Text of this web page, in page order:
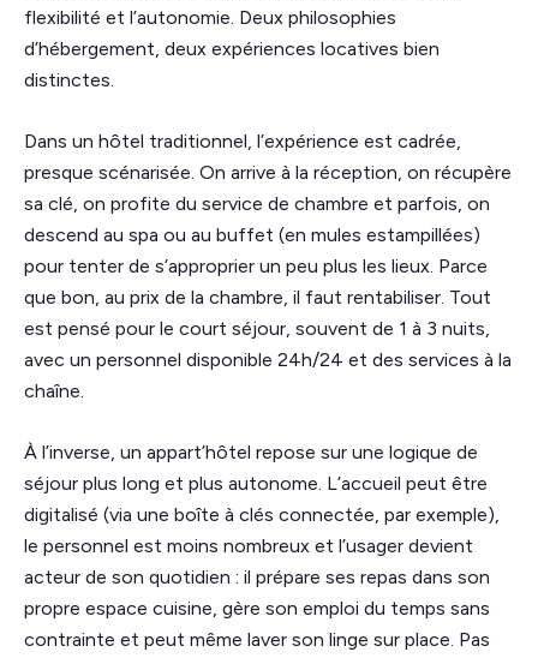
flexibilité et l’autonomie. Deux philosophies
d’hébergement, deux expériences locatives bien
distinctes.
Dans un hôtel traditionnel, l’expérience est cadrée,
presque scénarisée. On arrive à la réception, on récupère
sa clé, on profite du service de chambre et parfois, on
descend au spa ou au buffet (en mules estampillées)
pour tenter de s’approprier un peu plus les lieux. Parce
que bon, au prix de la chambre, il faut rentabiliser. Tout
est pensé pour le court séjour, souvent de 1 à 3 nuits,
avec un personnel disponible 24h/24 et des services à la
chaîne.
À l’inverse, un appart’hôtel repose sur une logique de
séjour plus long et plus autonome. L’accueil peut être
digitalisé (via une boîte à clés connectée, par exemple),
le personnel est moins nombreux et l’usager devient
acteur de son quotidien : il prépare ses repas dans son
propre espace cuisine, gère son emploi du temps sans
contrainte et peut même laver son linge sur place. Pas